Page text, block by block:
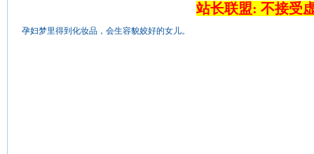
站长联盟: 不接受
孕妇梦里得到化妆品，会生容貌姣好的女儿。